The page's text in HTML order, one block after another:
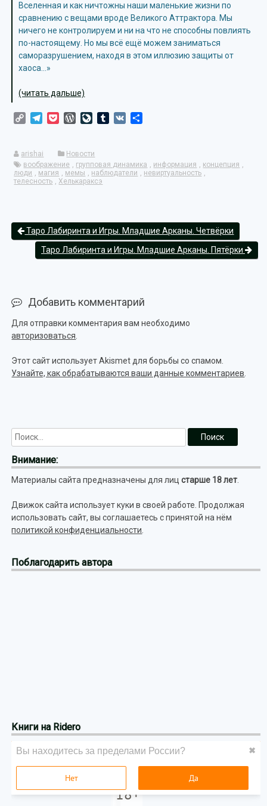
Вселенная и как ничтожны наши маленькие жизни по
сравнению с вещами вроде Великого Аттрактора. Мы
ничего не контролируем и ни на что не способны повлиять
по-настоящему. Но мы всё ещё можем заниматься
саморазрушением, находя в этом иллюзию защиты от
хаоса…»
(читать дальше)
Copy TelegramPocketWordPress
LiveJournal
Tumblr
VK
arishai
Новости
воображение , групповая динамика , информация , концепция ,
люди , магия , мемы , наблюдатели , невиртуальность ,
телесность ,Хелькараксэ
Таро Лабиринта и Игры. Младшие Арканы. Четвёрки
Таро Лабиринта и Игры. Младшие Арканы. Пятёрки
Добавить комментарий
Для отправки комментария вам необходимо
авторизоваться
Этот сайт использует Akismet для борьбы со спамом.
Узнайте, как обрабатываются ваши данные комментариев
Внимание:
Материалы сайта предназначены для лицстарше 18 лет
Движок сайта использует куки в своей работе. Продолжая
использовать сайт, вы соглашаетесь с принятой на нём
политикой конфиденциальности
Поблагодарить автора
Книги на Ridero